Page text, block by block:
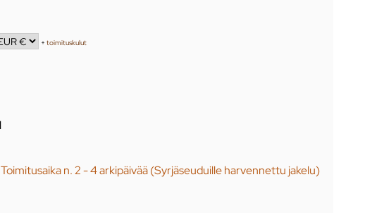
+toimituskulut
n. 2 - 4 arkipäivää (Syrjäseuduille harvennettu jakelu)